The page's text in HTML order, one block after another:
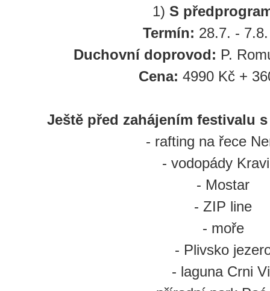
1) S
Termín: 28.7. -
Duchovní doprovod: P.
Cena: 4990 Kč +
Ještě před zahájením festivalu
- rafting na řece
- vodopády
- Mostar
- ZIP line
- moře
- Plivsko
- laguna Crni